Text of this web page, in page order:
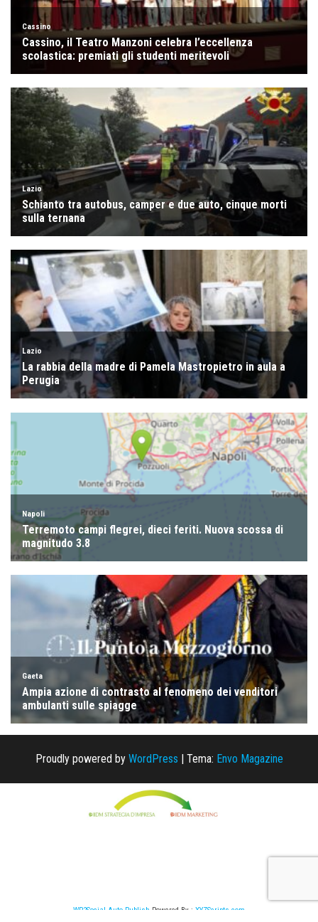
Proudly powered by WordPress | Tema: Envo Magazine
WP2Social Auto Publish Powered By : XYZScripts.com